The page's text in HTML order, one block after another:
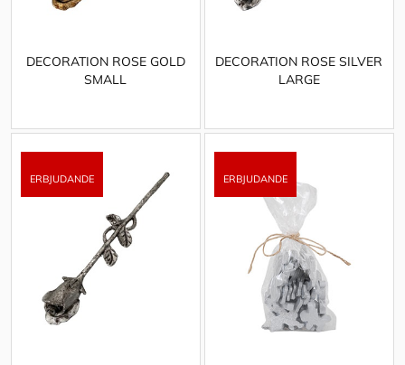
DECORATION ROSE GOLD
SMALL
DECORATION ROSE SILVER
LARGE